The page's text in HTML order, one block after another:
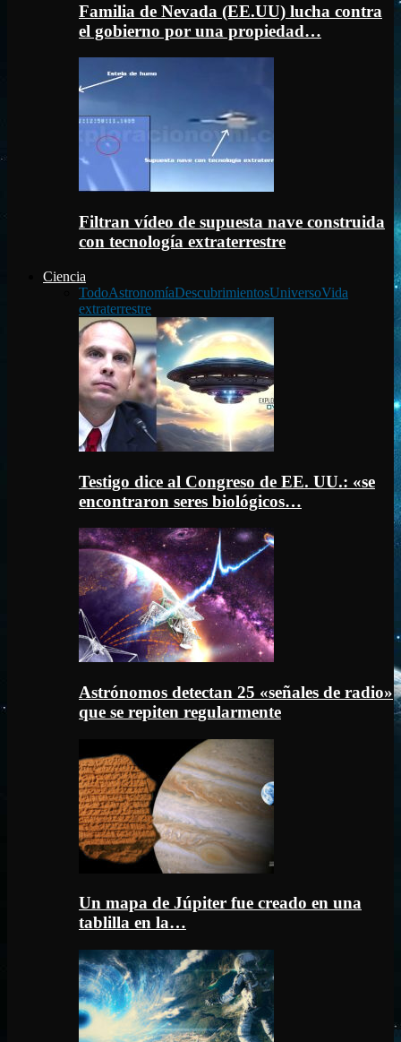
Familia de Nevada (EE.UU) lucha contra
el gobierno por una propiedad…
Filtran vídeo de supuesta nave construida
con tecnología extraterrestre
Ciencia
TodoAstronomíaDescubrimientosUniversoVida
extraterrestre
Testigo dice al Congreso de EE. UU.: «se
encontraron seres biológicos…
Astrónomos detectan 25 «señales de radio»
que se repiten regularmente
Un mapa de Júpiter fue creado en una
tablilla en la…